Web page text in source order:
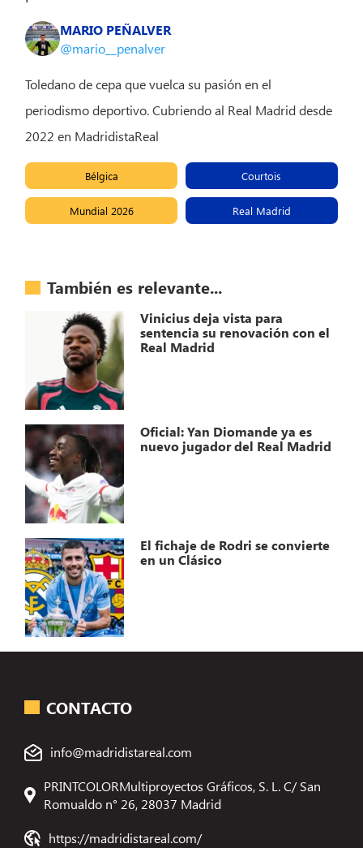
MARIO PEÑALVER
@mario__penalver
Toledano de cepa que vuelca su pasión en el
periodismo deportivo. Cubriendo al Real Madrid desde
2022 en MadridistaReal
Bélgica Courtois
Mundial 2026 Real Madrid
También es relevante...
Vinicius deja vista para
sentencia su renovación con el
Real Madrid
Oficial: Yan Diomande ya es
nuevo jugador del Real Madrid
El fichaje de Rodri se convierte
en un Clásico
CONTACTO
info@madridistareal.com
PRINTCOLORMultiproyectos Gráficos, S. L. C/ San
Romualdo n° 26, 28037 Madrid
https://madridistareal.com/